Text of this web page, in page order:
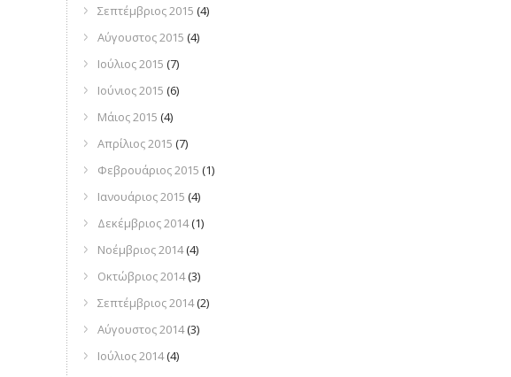
Σεπτέμβριος 2015 (4)
Αύγουστος 2015 (4)
Ιούλιος 2015 (7)
Ιούνιος 2015 (6)
Μάιος 2015 (4)
Απρίλιος 2015 (7)
Φεβρουάριος 2015 (1)
Ιανουάριος 2015 (4)
Δεκέμβριος 2014(1)
Νοέμβριος 2014(4)
Οκτώβριος 2014(3)
Σεπτέμβριος 2014(2)
Αύγουστος 2014(3)
Ιούλιος 2014(4)